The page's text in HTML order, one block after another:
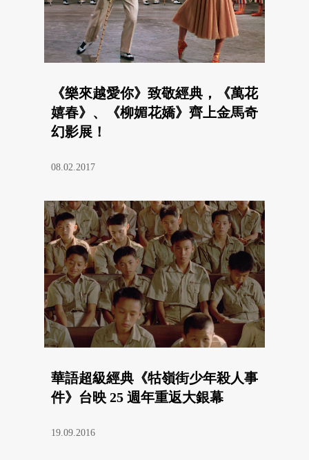
《樂來越愛你》致敬經典，《萬花
嬉春》、《柳媚花嬌》齊上金馬奇
幻影展！
08.02.2017
華語超級經典《牯嶺街少年殺人事
件》台映 25 週年重返大銀幕
19.09.2016